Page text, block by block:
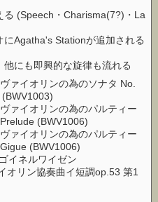
る (Speech・Charisma(7?)・La
にAgatha's Stationが追加される
にも即興的な旋律も流れる
ァイオリンの為のソナタ No.
ァイオリンの為のパルティー
(BWV1006)
ァイオリンの為のパルティー
(BWV1006)
イネルワイゼン
オリン協奏曲イ短調op.53 第1